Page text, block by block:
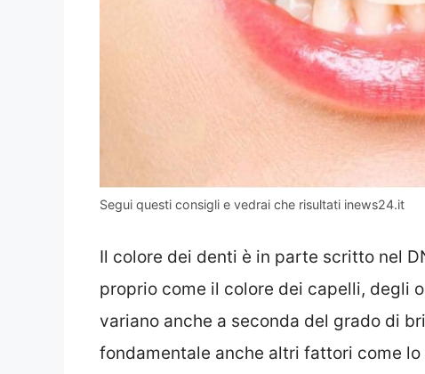
Segui questi consigli e vedrai che risultati inews24.it
Il colore dei denti è in parte scritto nel
proprio come il colore dei capelli, degli
variano anche a seconda del grado di
fondamentale anche altri fattori come